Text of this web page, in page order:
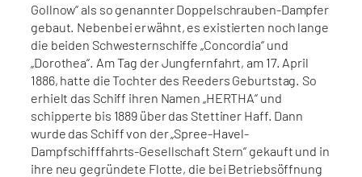
Gollnow“ als so genannter Doppelschrauben-Dampfer
gebaut. Nebenbei erwähnt, es existierten noch lange
die beiden Schwesternschiffe „Concordia“ und
„Dorothea“. Am Tag der Jungfernfahrt, am 17. April
1886, hatte die Tochter des Reeders Geburtstag. So
erhielt das Schiff ihren Namen „HERTHA“ und
schipperte bis 1889 über das Stettiner Haff. Dann
wurde das Schiff von der „Spree-Havel-
Dampfschifffahrts-Gesellschaft Stern“ gekauft und in
ihre neu gegründete Flotte, die bei Betriebsöffnung